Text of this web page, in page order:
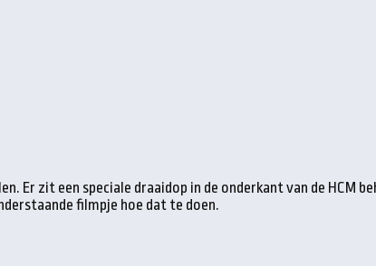
Er zit een speciale draaidop in de onderkant van de HCM
filmpje hoe dat te doen.